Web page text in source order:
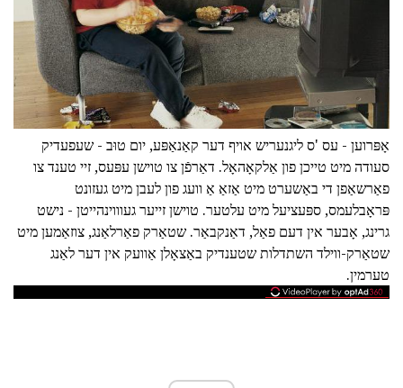
אָפּרוען - עס 'ס ליגנעריש אויף דער קאַנאַפּע, יום טוּב - שעפעדיק
סעודה מיט טייכן פון אַלקאָהאָל. דאַרפֿן צו טוישן עפּעס, זיי טענד צו
פאַרשאַפן די באַשערט מיט אַזאַ אַ וועג פון לעבן מיט געזונט
פּראָבלעמס, ספּעציעל מיט עלטער. טוישן זייער געוווינהייטן - נישט
גרינג, אָבער אין דעם פאַל, דאַנקבאַר. שטאַרק פאַרלאַנג, צוזאַמען מיט
שטאַרק-ווילד השתדלות שטענדיק באַצאָלן אַוועק אין דער לאַנג
טערמין.